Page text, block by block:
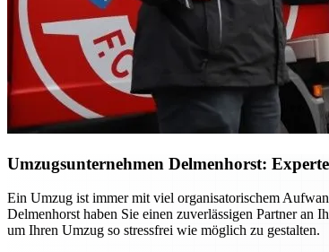
Umzugsunternehmen Delmenhorst:
Ein Umzug ist immer mit viel organisatorischem
Delmenhorst haben Sie einen zuverlässigen Partner an
um Ihren Umzug so stressfrei wie möglich zu gestalten.